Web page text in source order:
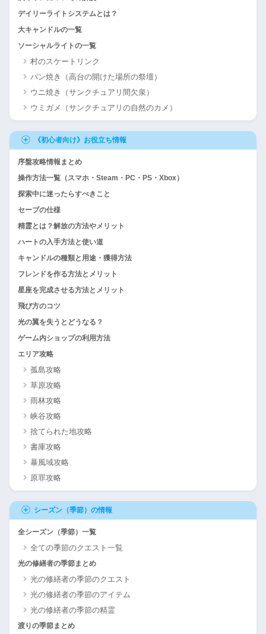
デイリーライトシステムとは？
大キャンドルの一覧
ソーシャルライトの一覧
村のスケートリンク
パン焼き（高台の開けた場所の祭壇）
ウニ焼き（サンクチュアリ間欠泉）
ウミガメ（サンクチュアリの自然のカメ）
《初心者向け》お役立ち情報
序盤攻略情報まとめ
操作方法一覧（スマホ・Steam・PC・PS・Xbox）
探索中に迷ったらすべきこと
セーブの仕様
精霊とは？解放の方法やメリット
ハートの入手方法と使い道
キャンドルの種類と用途・獲得方法
フレンドを作る方法とメリット
星座を完成させる方法とメリット
飛び方のコツ
光の翼を失うとどうなる？
ゲーム内ショップの利用方法
エリア攻略
孤島攻略
草原攻略
雨林攻略
峡谷攻略
捨てられた地攻略
書庫攻略
暴風域攻略
原罪攻略
シーズン（季節）の情報
全シーズン（季節）一覧
全ての季節のクエスト一覧
光の修繕者の季節まとめ
光の修繕者の季節のクエスト
光の修繕者の季節のアイテム
光の修繕者の季節の精霊
渡りの季節まとめ